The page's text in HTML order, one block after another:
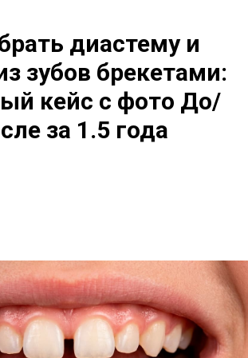
диастему и
зубов брекетами:
кейс с фото До/
за 1.5 года